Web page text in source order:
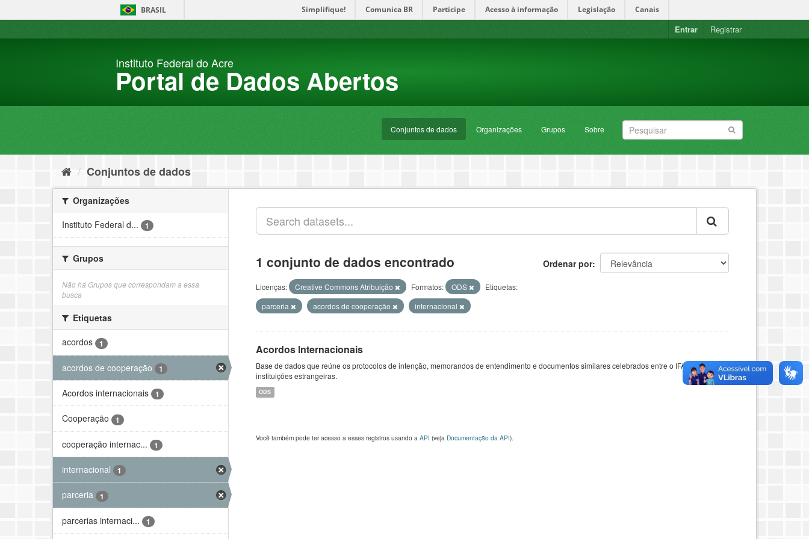
BRASIL Simplifique! Comunica BR Participe Acesso à informação Legislação Canais
Entrar Registrar
Instituto Federal do Acre
Portal de Dados Abertos
Conjuntos de dados Organizações Grupos Sobre
Conjuntos de dados
Organizações
Instituto Federal d...
1
Grupos
Não há Grupos que correspondam a essa
busca
Etiquetas
acordos
1
acordos de cooperação 1
Acordos internacionais 1
Cooperação 1
cooperação internac... 1
internacional 1
parceria 1
parcerias internaci... 1
Ordenar por
1 conjunto de dados encontrado
Licenças: Creative Commons Atribuição Formatos: ODS
Etiquetas:
parceria
acordos de cooperação internacional
Acordos Internacionais
Base de dados que reúne os protocolos de intenção, memorandos de entendimento e documentos similares celebrados entre o IFAC e
instituições estrangeiras.
ODS
Você também pode ter acesso a esses registros usando a API (veja Documentação da API).